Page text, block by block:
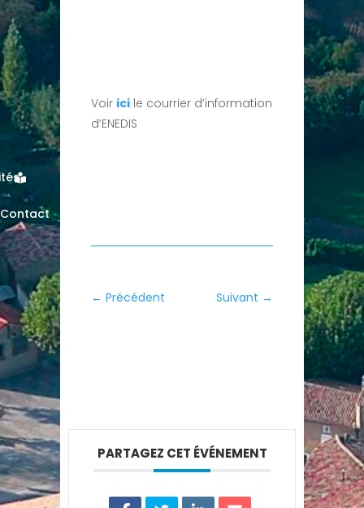
Voir ici le courrier d’information
d’ENEDIS
← Précédent Suivant →
PARTAGEZ CET ÉVÉNEMENT
Contact